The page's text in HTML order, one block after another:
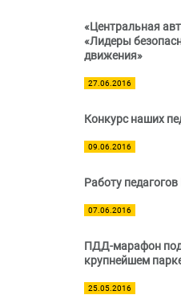
«Центральная
«Лидеры
движения»
27.06.2016
Конкурс наших
09.06.2016
Работу
07.06.2016
ПДД-марафон под
крупнейшем
25.05.2016